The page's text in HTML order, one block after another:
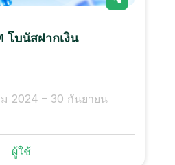
โบนัสฝากเงิน
2024 – 30 กันยายน
ผู้ใช้